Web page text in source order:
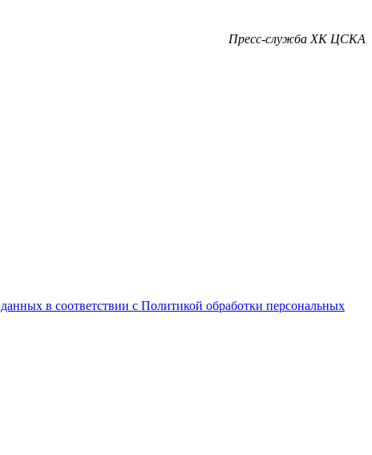
Пресс-служба ХК ЦСКА
в соответствии с Политикой обработки персональных